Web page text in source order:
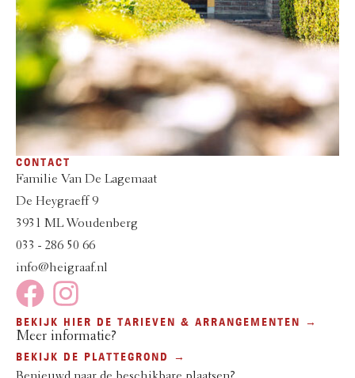
CONTACT
Familie Van De Lagemaat
De Heygraeff 9
3931 ML Woudenberg
033 - 286 50 66
info@heigraaf.nl
BEKIJK HIER DE TARIEVEN & ARRANGEMENTEN →
Meer informatie?
BEKIJK DE PLATTEGROND →